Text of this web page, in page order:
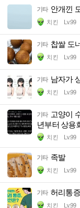
기타 안개낀
치킨 Lv.99
기타 찹쌀 도
치킨 Lv.99
기타 남자가
치킨 Lv.99
기타 고양이
년부터 상용
치킨 Lv.99
기타 족발
치킨 Lv.99
기타 허리통
치킨 Lv.99